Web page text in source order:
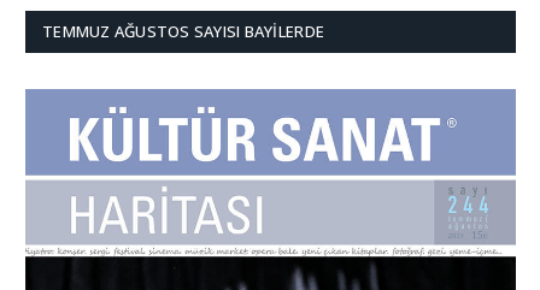
TEMMUZ AĞUSTOS SAYISI BAYILERDE